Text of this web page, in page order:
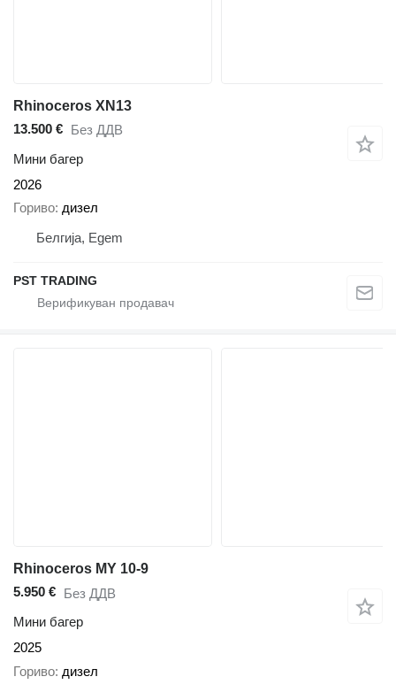
Rhinoceros XN13
13.500 € Без ДДВ
Мини багер
2026
Гориво дизел
Белгија, Egem
PST TRADING
Rhinoceros MY 10-9
5.950 € Без ДДВ
Мини багер
2025
Гориво дизел